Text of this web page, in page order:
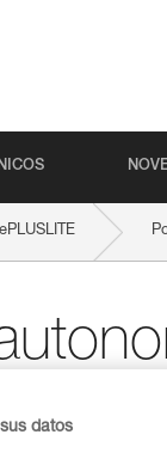
ePLUSLITE
datos